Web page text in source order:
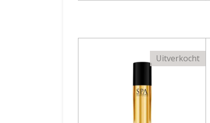
Uitverkocht